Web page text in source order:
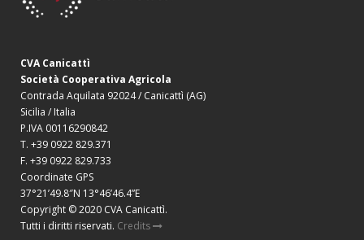
CVA Canicattì
Società Cooperativa Agricola
Contrada Aquilata 92024 / Canicattì (AG)
Sicilia / Italia
P.IVA 00116290842
T. +39 0922 829.371
F. +39 0922 829.733
Coordinate GPS
37°21’49.8″N 13°46’46.4”E
Copyright © 2020 CVA Canicattì.
Tutti i diritti riservati. Credits